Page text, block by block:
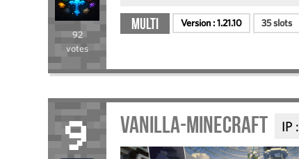
92
votes
Multi Version :1.21.10 35 slots
9 Vanilla-Minecraft IP :